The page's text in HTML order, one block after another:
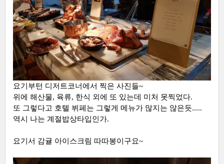
요기부턴 디저트코너에서 찍은 사진들~
위에 해산물, 육류, 한식 외에 또 있는데 미처 못찍었다.
또 그렇다고 호텔 뷔페는 그렇게 메뉴가 많지는 않은듯.....
역시 나는 계절밥상타입인가.
요기서 감귤 아이스크림 따따봉이구요~